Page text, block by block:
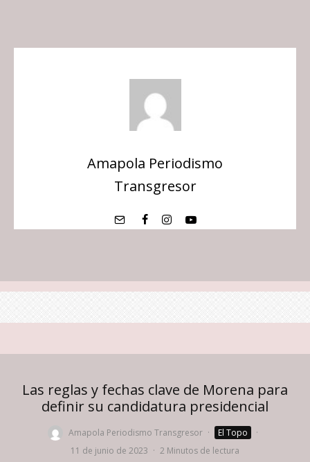
Amapola Periodismo
Transgresor
Las reglas y fechas clave de Morena para
definir su candidatura presidencial
Amapola Periodismo Transgresor · El Topo
·
11 de junio de 2023 · 2 Minutos de lectura